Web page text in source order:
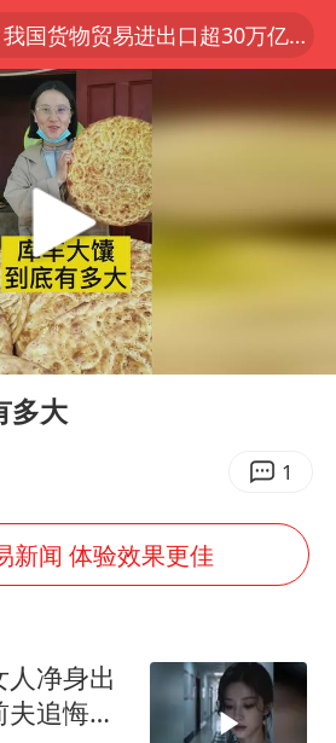
我国货物贸易进出口超30万亿元
官方通报教师招聘笔试前13名被淘汰
泰国枪击案凶手先杀祖父母后行凶
A股三大股指收涨
宇树科技中一签需缴款7.54万元
国防部：中国军队坚决反制任何闹海挑衅图谋
台湾海峡南口北上船舶实施交通管制
瑞众保险员工爆料公司违规行为
向鹏0-3不敌张本智和
多大
1
新闻 体验效果更佳
净身出
追悔莫